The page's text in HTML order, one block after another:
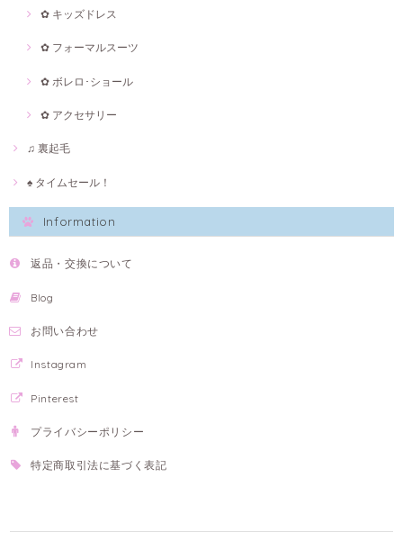
✿ キッズドレス
✿ フォーマルスーツ
✿ ボレロ･ショール
✿ アクセサリー
♫ 裏起毛
♠ タイムセール！
Information
返品・交換について
Blog
お問い合わせ
Instagram
Pinterest
プライバシーポリシー
特定商取引法に基づく表記